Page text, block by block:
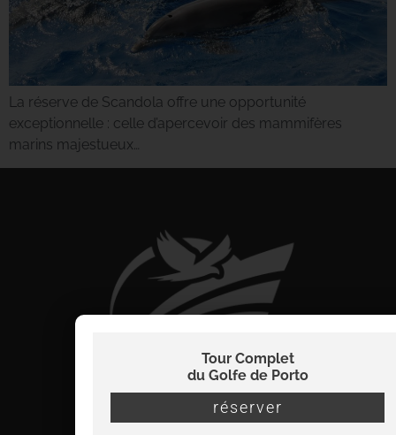
La réserve de Scandola offre une opportunité
exceptionnelle : celle d’apercevoir des mammifères
marins majestueux…
Tour Complet
du Golfe de Porto
réserver